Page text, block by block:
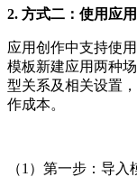
2. 方式二：使用应
应用创作中支持使
模板新建应用两种
型关系及相关设置
作成本。
（1）第一步：导入